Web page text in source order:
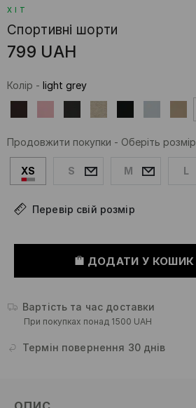
ХІТ
Спортивні шорти
799 UAH
Колір - light grey
Продовжити покупки - Оберіть розмір
XS S M L
Перевір свій розмір
ДОДАТИ У КОШИК
Вартість та час доставки
При покупках понад 1500 UAH
Термін повернення 30 днів